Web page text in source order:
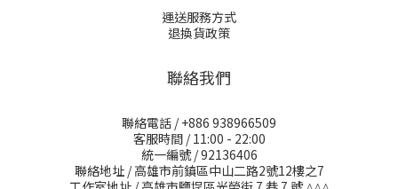
運送服務方式
退換貨政策
聯絡我們
聯絡電話 / +886 938966509
客服時間 / 11:00 - 22:00
統一編號 / 92136406
聯絡地址 / 高雄市前鎮區中山二路2號12樓之7